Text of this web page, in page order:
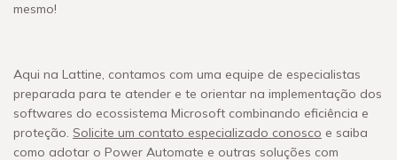
mesmo!
Aqui na Lattine, contamos com uma equipe de especialistas
preparada para te atender e te orientar na implementação dos
softwares do ecossistema Microsoft combinando eficiência e
proteção. Solicite um contato especializado conosco e saiba
como adotar o Power Automate e outras soluções com